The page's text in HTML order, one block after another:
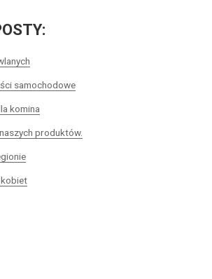
samochodowe
komina
produktów.
kobiet